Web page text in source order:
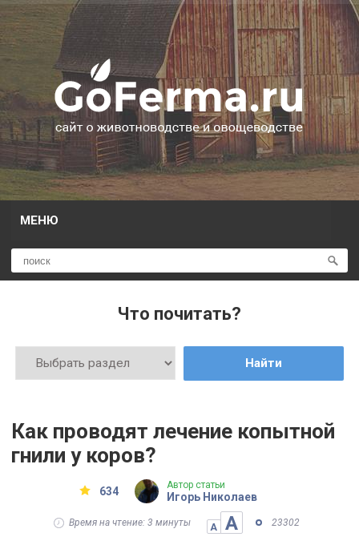
МЕНЮ
Что почитать?
Найти
Как проводят лечение копытной
гнили у коров?
634 Автор статьи
Игорь Николаев
Время на чтение: 3 минуты А А 23302